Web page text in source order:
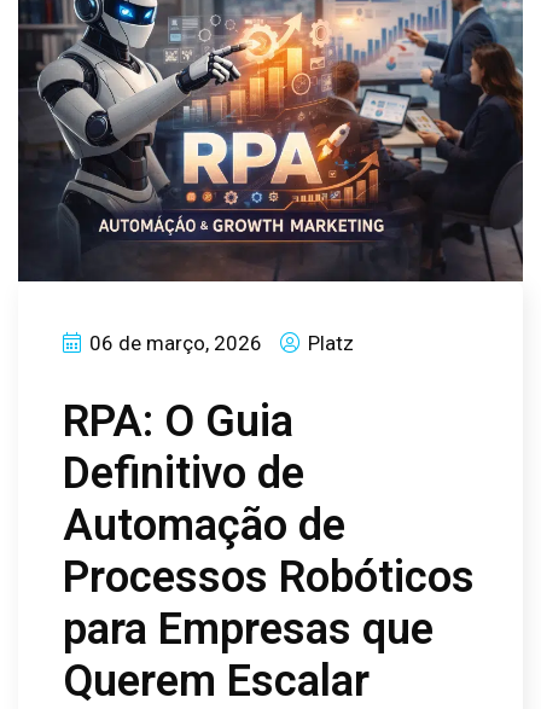
06 de março, 2026 Platz
RPA: O Guia
Definitivo de
Automação de
Processos Robóticos
para Empresas que
Querem Escalar